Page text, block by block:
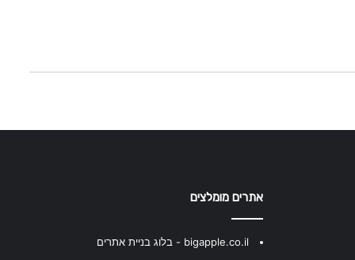
אתרים מומלצים
bigapple.co.il - בלוג בניית אתרים